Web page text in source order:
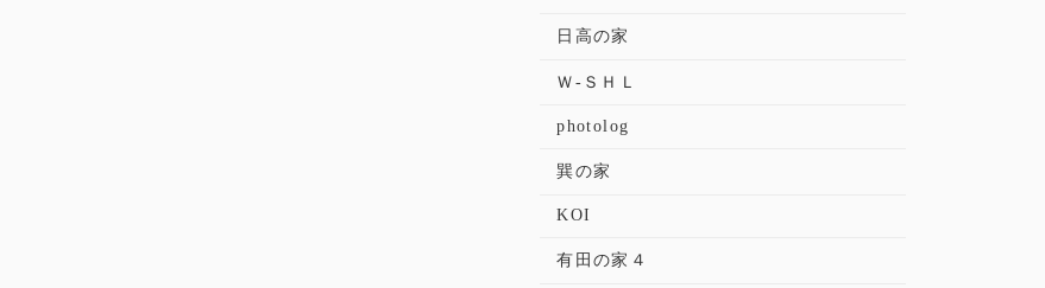
日高の家
Ｗ-ＳＨＬ
photolog
巽の家
KOI
有田の家４